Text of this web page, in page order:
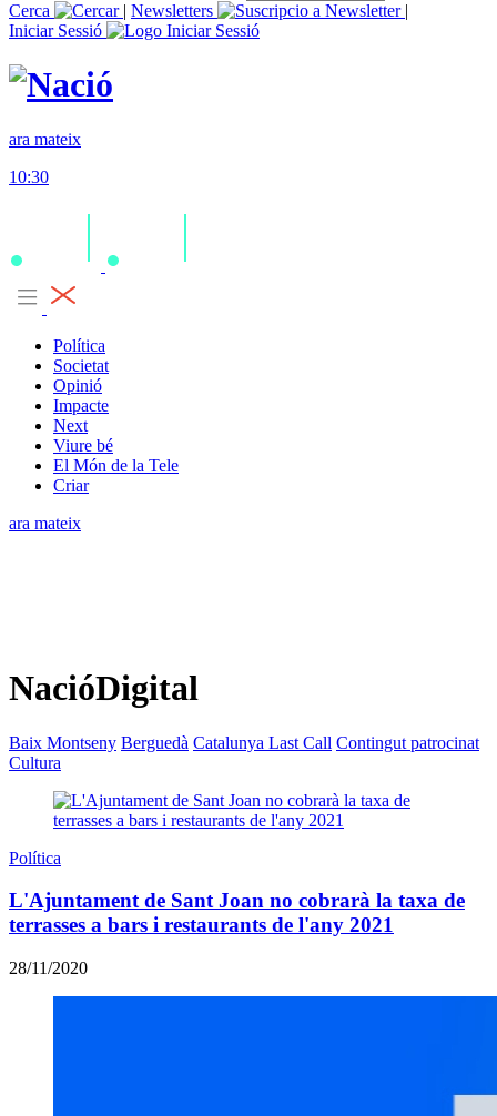
Cerca
| Newsletters
|
Iniciar Sessió
ara mateix
10:30
Política
Societat
Opinió
Impacte
Next
Viure bé
El Món de la Tele
Criar
ara mateix
NacióDigital
Baix Montseny Berguedà Catalunya Last Call Contingut patrocinat
Cultura
Política
L'Ajuntament de Sant Joan no cobrarà la taxa de
terrasses a bars i restaurants de l'any 2021
28/11/2020